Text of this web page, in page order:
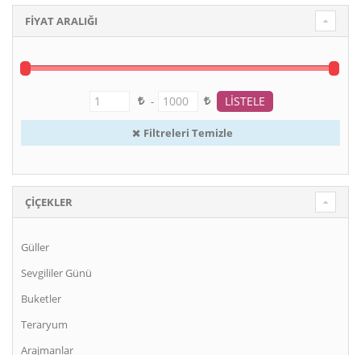
FİYAT ARALIĞI
-
Filtreleri Temizle
ÇIÇEKLER
Güller
Sevgililer Günü
Buketler
Teraryum
Arajmanlar